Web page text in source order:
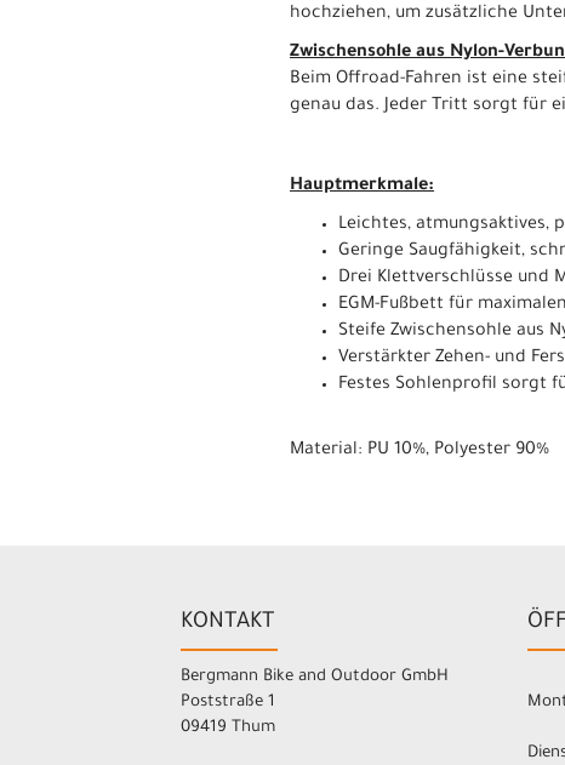
hochziehen, um zusätzliche
Zwischensohle aus Nylon-
Beim Offroad-Fahren ist eine
genau das. Jeder Tritt sorgt für
Hauptmerkmale:
Leichtes, atmungsaktives,
Geringe Saugfähigkeit,
Drei Klettverschlüsse und
EGM-Fußbett für
Steife Zwischensohle aus
Verstärkter Zehen- und
Festes Sohlenprofil sorgt
Material: PU 10%, Polyester 90%
KONTAKT
Bergmann Bike and Outdoor GmbH
Poststraße 1
09419 Thum